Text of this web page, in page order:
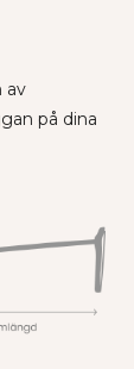
av
på dina